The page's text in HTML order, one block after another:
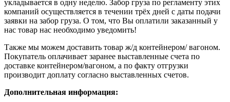
укладывается в одну неделю. Забор груза по регламенту этих
компаний осуществляется в течении трёх дней с даты подачи
заявки на забор груза. О том, что Вы оплатили заказанный у
нас товар нас необходимо уведомить!
Также мы можем доставить товар ж/д контейнером/ вагоном.
Покупатель оплачивает заранее выставленные счета по
доставке контейнером/вагоном, а по факту отгрузки
производит доплату согласно выставленных счетов.
Дополнительная информация: